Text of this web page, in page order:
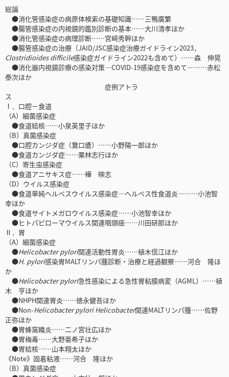
総論
●消化管感染症の病原体検索の基礎知識……三鴨廣繁
●腸管感染症の内視鏡的鑑別診断の基本……大川清孝ほか
●消化管感染症の病理診断……宮﨑秀幹ほか
●腸管感染症の治療（JAID/JSC感染症治療ガイドライン2023，
Clostridioides difficile感染症ガイドライン2022も含めて）……森 伸晃
●消化器内視鏡診療の感染対策―COVID-19感染症を含めて―……赤松
泰次ほか
症例アトラ
ス
Ⅰ．口腔－食道
（A）細菌感染症
●食道結核……小泉英里子ほか
（B）真菌感染症
●口腔カンジダ症（鵞口瘡）……小野陽一郎ほか
●食道カンジダ症……栗林志行ほか
（C）寄生虫感染症
●食道アニサキス症……樺 映志
（D）ウイルス感染症
●食道単純ヘルペスウイルス感染症―ヘルペス性食道炎―……小池智
幸ほか
●食道サイトメガロウイルス感染症……小池智幸ほか
●ヒトパピローマウイルス関連咽頭癌……川田研郎ほか
Ⅱ．胃
（A）細菌感染症
●Helicobacter pylori関連活動性胃炎……植木信江ほか
●H. pylori感染胃MALTリンパ腫診断・治療と経過観察……河合 隆ほ
か
●Helicobacter pylori急性感染による急性胃粘膜病変（AGML）……植
木 亨ほか
●NHPH関連胃炎……徳永健吾ほか
●Non-Helicobacter pylori Helicobacter関連MALTリンパ腫……佐野
正弥ほか
●胃蜂窩織炎……二ノ宮壮広ほか
●胃梅毒……大野亜希子ほか
●胃結核……山本翔太ほか
《Note》固着粘液……河合 隆ほか
（B）真菌感染症